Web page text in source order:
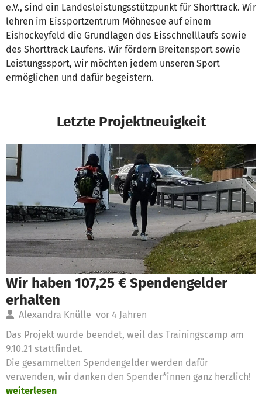
e.V., sind ein Landesleistungsstützpunkt für Shorttrack. Wir
lehren im Eissportzentrum Möhnesee auf einem
Eishockeyfeld die Grundlagen des Eisschnelllaufs sowie
des Shorttrack Laufens. Wir fördern Breitensport sowie
Leistungssport, wir möchten jedem unseren Sport
ermöglichen und dafür begeistern.
Letzte Projektneuigkeit
Wir haben 107,25 € Spendengelder
erhalten
Alexandra Knülle vor 4 Jahren
Das Projekt wurde beendet, weil das Trainingscamp am
9.10.21 stattfindet.
Die gesammelten Spendengelder werden dafür
verwenden, wir danken den Spender*innen ganz herzlich!
weiterlesen